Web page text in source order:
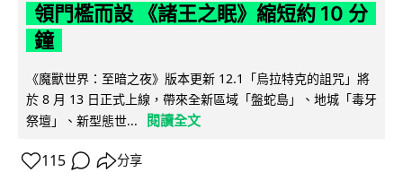
領門檻而設 《諸王之眠》縮短約 10 分
鐘
《魔獸世界：至暗之夜》版本更新 12.1「烏拉特克的詛咒」將
於 8 月 13 日正式上線，帶來全新區域「盤蛇島」、地城「毒牙
祭壇」、新型態世...
閱讀全文
115 分享